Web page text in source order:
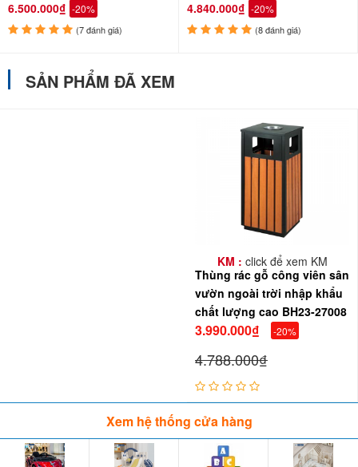
GCVNK-03
6.500.000₫ -20%
(7 đánh giá)
GCVNK15006-150
4.840.000₫ -20%
(8 đánh giá)
SẢN PHẨM ĐÃ XEM
KM : click để xem KM
Thùng rác gỗ công viên sân
vườn ngoài trời nhập khẩu
chất lượng cao BH23-27008
3.990.000₫ -20%
4.788.000₫
Xem hệ thống cửa hàng